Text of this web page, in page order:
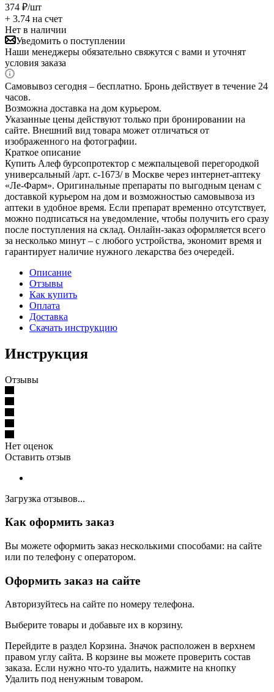
374 ₽/шт
+ 3.74 на счет
Нет в наличии
Уведомить о поступлении
Наши менеджеры обязательно свяжутся с вами и уточнят
условия заказа
Самовывоз сегодня – бесплатно. Бронь действует в течение 24
часов.
Возможна доставка на дом курьером.
Указанные цены действуют только при бронировании на
сайте. Внешний вид товара может отличаться от
изображенного на фотографии.
Краткое описание
Купить Алеф бурсопротектор с межпальцевой перегородкой
универсальный /арт. c-1673/ в Москве через интернет-аптеку
«Ле-Фарм». Оригинальные препараты по выгодным ценам с
доставкой курьером на дом и возможностью самовывоза из
аптеки в удобное время. Если препарат временно отсутствует,
можно подписаться на уведомление, чтобы получить его сразу
после поступления на склад. Онлайн-заказ оформляется всего
за несколько минут – с любого устройства, экономит время и
гарантирует наличие нужного лекарства без очередей.
Описание
Отзывы
Как купить
Оплата
Доставка
Скачать инструкцию
Инструкция
Отзывы
Нет оценок
Оставить отзыв
Загрузка отзывов...
Как оформить заказ
Вы можете оформить заказ несколькими способами: на сайте
или по телефону с оператором.
Оформить заказ на сайте
Авторизуйтесь на сайте по номеру телефона.
Выберите товары и добавьте их в корзину.
Перейдите в раздел Корзина. Значок расположен в верхнем
правом углу сайта. В корзине вы можете проверить состав
заказа. Если нужно что-то удалить, нажмите на кнопку
Удалить под ненужным товаром.